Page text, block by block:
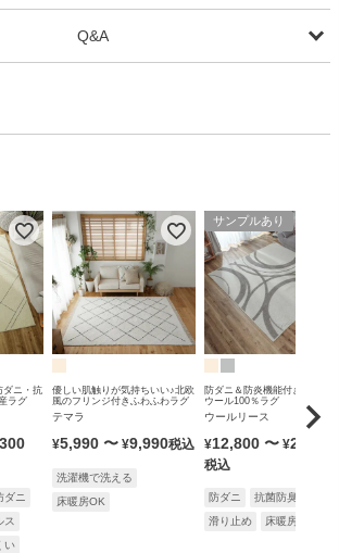
Q&A
ダニ・抗
ラグ
ダニ
ス
い
優しい肌触りが気持ちいい♪北欧
風のフリンジ付きふわふわラグ
テマラ
¥5,990 〜 ¥9,990税込
洗濯機で洗える
床暖房OK
サンプルあり
防ダニ＆防炎機能付きの無染
ウール100％ラグ
ウールリース
¥12,800 〜 ¥25,900
税込
防ダニ 抗菌防臭
滑り止め
床暖房OK